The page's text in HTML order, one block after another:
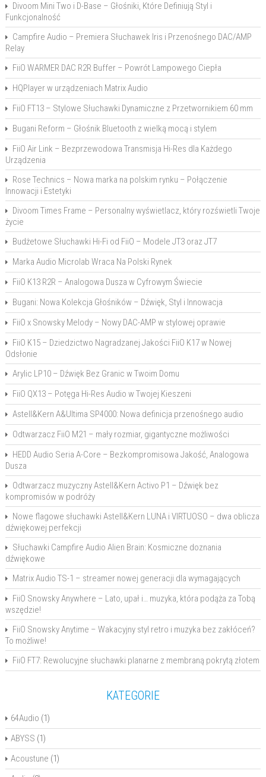
Divoom Mini Two i D-Base – Głośniki, Które Definiują Styl i
Funkcjonalność
Campfire Audio – Premiera Słuchawek Iris i Przenośnego DAC/AMP
Relay
FiiO WARMER DAC R2R Buffer – Powrót Lampowego Ciepła
HQPlayer w urządzeniach Matrix Audio
FiiO FT13 – Stylowe Słuchawki Dynamiczne z Przetwornikiem 60 mm
Bugani Reform – Głośnik Bluetooth z wielką mocą i stylem
FiiO Air Link – Bezprzewodowa Transmisja Hi-Res dla Każdego
Urządzenia
Rose Technics – Nowa marka na polskim rynku – Połączenie
Innowacji i Estetyki
Divoom Times Frame – Personalny wyświetlacz, który rozświetli Twoje
życie
Budżetowe Słuchawki Hi-Fi od FiiO – Modele JT3 oraz JT7
Marka Audio Microlab Wraca Na Polski Rynek
FiiO K13 R2R – Analogowa Dusza w Cyfrowym Świecie
Bugani: Nowa Kolekcja Głośników – Dźwięk, Styl i Innowacja
FiiO x Snowsky Melody – Nowy DAC-AMP w stylowej oprawie
FiiO K15 – Dziedzictwo Nagradzanej Jakości FiiO K17 w Nowej
Odsłonie
Arylic LP10 – Dźwięk Bez Granic w Twoim Domu
FiiO QX13 – Potęga Hi-Res Audio w Twojej Kieszeni
Astell&Kern A&Ultima SP4000: Nowa definicja przenośnego audio
Odtwarzacz FiiO M21 – mały rozmiar, gigantyczne możliwości
HEDD Audio Seria A-Core – Bezkompromisowa Jakość, Analogowa
Dusza
Odtwarzacz muzyczny Astell&Kern Activo P1 – Dźwięk bez
kompromisów w podróży
Nowe flagowe słuchawki Astell&Kern LUNA i VIRTUOSO – dwa oblicza
dźwiękowej perfekcji
Słuchawki Campfire Audio Alien Brain: Kosmiczne doznania
dźwiękowe
Matrix Audio TS-1 – streamer nowej generacji dla wymagających
FiiO Snowsky Anywhere – Lato, upał i… muzyka, która podąża za Tobą
wszędzie!
FiiO Snowsky Anytime – Wakacyjny styl retro i muzyka bez zakłóceń?
To możliwe!
FiiO FT7: Rewolucyjne słuchawki planarne z membraną pokrytą złotem
KATEGORIE
64Audio (1)
ABYSS (1)
Acoustune (1)